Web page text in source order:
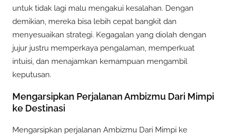
untuk tidak lagi malu mengakui kesalahan. Dengan
demikian, mereka bisa lebih cepat bangkit dan
menyesuaikan strategi. Kegagalan yang diolah dengan
jujur justru memperkaya pengalaman, memperkuat
intuisi, dan menajamkan kemampuan mengambil
keputusan.
Mengarsipkan Perjalanan Ambizmu Dari Mimpi
ke Destinasi
Mengarsipkan perjalanan Ambizmu Dari Mimpi ke